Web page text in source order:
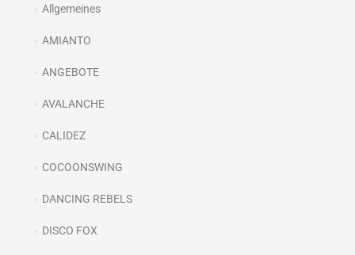
Allgemeines
AMIANTO
ANGEBOTE
AVALANCHE
CALIDEZ
COCOONSWING
DANCING REBELS
DISCO FOX